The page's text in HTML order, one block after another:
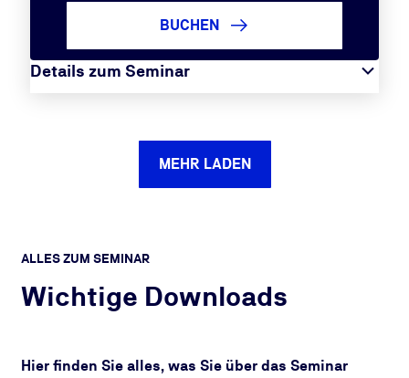
Details zum Seminar
BUCHEN
MEHR LADEN
ALLES ZUM SEMINAR
Wichtige Downloads
Hier finden Sie alles, was Sie über das Seminar